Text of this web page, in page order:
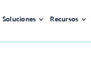
Soluciones Recursos